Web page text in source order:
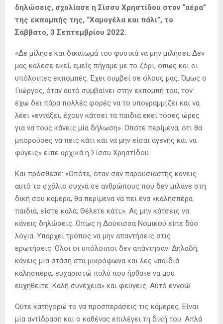
δηλώσεις, σχολίασε η Σίσσυ Χρηστίδου στον “αέρα”
της εκπομπής της, “Χαμογέλα και πάλι”, το
Σάββατο, 3 Σεπτεμβρίου 2022.
«Δε μίλησε και δικαίωμά του φυσικά να μην μιλήσει. Δεν
μας κάλεσε εκεί, εμείς πήγαμε με το ζόρι, όπως και οι
υπόλοιπες εκπομπές. Έχει συμβεί σε όλους μας. Όμως ο
Γιώργος, όταν αυτό συμβαίνει στην εκπομπή του, τον
έχω δει πάρα πολλές φορές να το υπογραμμίζει και να
λέει «εντάξει, έχουν κάτσει τα παιδιά εκεί τόσες ώρες
για να τους κάνεις μία δήλωση». Οπότε περίμενα, ότι θα
μπορούσες να πεις κάτι και να μην είσαι αγενής και να
φύγεις» είπε αρχικά η Σίσσυ Χρηστίδου.
Και πρόσθεσε: «Οπότε, όταν σαν παρουσιαστής κάνεις
αυτό το σχόλιο συχνά σε ανθρώπους που δεν μιλάνε στη
δική σου κάμερα, θα περίμενα να πει ένα «καλησπέρα
παιδιά, είστε καλά; Θέλετε κάτι;». Ας μην κάτσεις να
κάνεις δηλώσεις. Όπως η Δούκισσα Νομικού είπε δύο
λόγια. Υπάρχει τρόπος να μην απαντήσεις στις
ερωτήσεις. Όλοι οι υπόλοιποι δεν απάντησαν. Δηλαδή,
κάνεις μία στάση στα μικρόφωνα και λες «παιδιά
καλησπέρα, ευχαριστώ πολύ που ήρθατε να μου
ευχηθείτε. Καλή συνέχεια» και φεύγεις. Αυτό εννοώ.
Ούτε κατηγορώ το να προσπεράσεις τις κάμερες. Είναι
μία αντίδραση και ο καθένας επιλέγει τη δική του. Απλά